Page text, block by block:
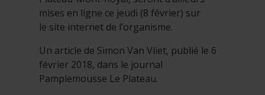
mises en ligne ce jeudi (8 février) sur
le site internet de l’organisme.
Un article de Simon Van Vliet, publié le 6
février 2018, dans le journal
Pamplemousse Le Plateau.